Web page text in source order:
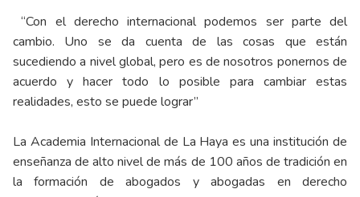
“Con el derecho internacional podemos ser parte del
cambio. Uno se da cuenta de las cosas que están
sucediendo a nivel global, pero es de nosotros ponernos de
acuerdo y hacer todo lo posible para cambiar estas
realidades, esto se puede lograr”
La Academia Internacional de La Haya es una institución de
enseñanza de alto nivel de más de 100 años de tradición en
la formación de abogados y abogadas en derecho